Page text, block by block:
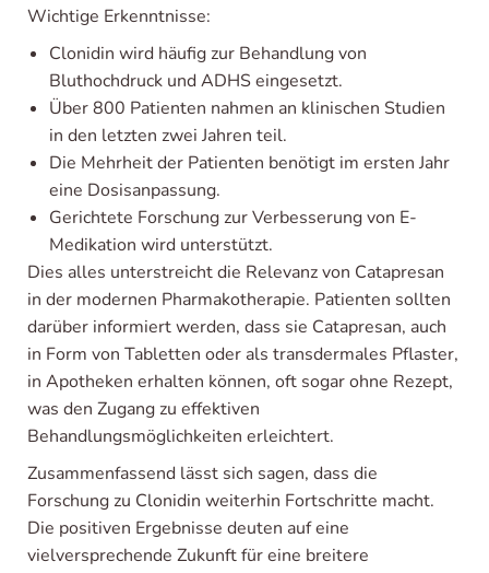
Wichtige Erkenntnisse:
Clonidin wird häufig zur Behandlung von
Bluthochdruck und ADHS eingesetzt.
Über 800 Patienten nahmen an klinischen Studien
in den letzten zwei Jahren teil.
Die Mehrheit der Patienten benötigt im ersten Jahr
eine Dosisanpassung.
Gerichtete Forschung zur Verbesserung von E-
Medikation wird unterstützt.
Dies alles unterstreicht die Relevanz von Catapresan
in der modernen Pharmakotherapie. Patienten sollten
darüber informiert werden, dass sie Catapresan, auch
in Form von Tabletten oder als transdermales Pflaster,
in Apotheken erhalten können, oft sogar ohne Rezept,
was den Zugang zu effektiven
Behandlungsmöglichkeiten erleichtert.
Zusammenfassend lässt sich sagen, dass die
Forschung zu Clonidin weiterhin Fortschritte macht.
Die positiven Ergebnisse deuten auf eine
vielversprechende Zukunft für eine breitere